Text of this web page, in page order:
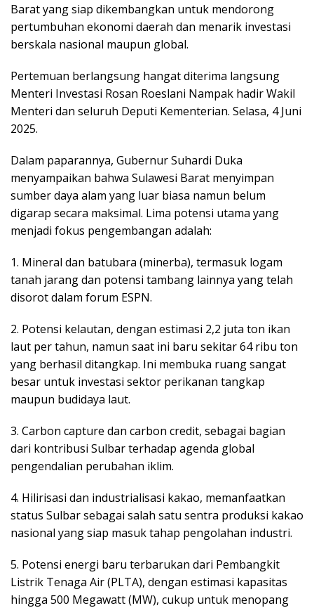
Barat yang siap dikembangkan untuk mendorong
pertumbuhan ekonomi daerah dan menarik investasi
berskala nasional maupun global.
Pertemuan berlangsung hangat diterima langsung
Menteri Investasi Rosan Roeslani Nampak hadir Wakil
Menteri dan seluruh Deputi Kementerian. Selasa, 4 Juni
2025.
Dalam paparannya, Gubernur Suhardi Duka
menyampaikan bahwa Sulawesi Barat menyimpan
sumber daya alam yang luar biasa namun belum
digarap secara maksimal. Lima potensi utama yang
menjadi fokus pengembangan adalah:
1. Mineral dan batubara (minerba), termasuk logam
tanah jarang dan potensi tambang lainnya yang telah
disorot dalam forum ESPN.
2. Potensi kelautan, dengan estimasi 2,2 juta ton ikan
laut per tahun, namun saat ini baru sekitar 64 ribu ton
yang berhasil ditangkap. Ini membuka ruang sangat
besar untuk investasi sektor perikanan tangkap
maupun budidaya laut.
3. Carbon capture dan carbon credit, sebagai bagian
dari kontribusi Sulbar terhadap agenda global
pengendalian perubahan iklim.
4. Hilirisasi dan industrialisasi kakao, memanfaatkan
status Sulbar sebagai salah satu sentra produksi kakao
nasional yang siap masuk tahap pengolahan industri.
5. Potensi energi baru terbarukan dari Pembangkit
Listrik Tenaga Air (PLTA), dengan estimasi kapasitas
hingga 500 Megawatt (MW), cukup untuk menopang